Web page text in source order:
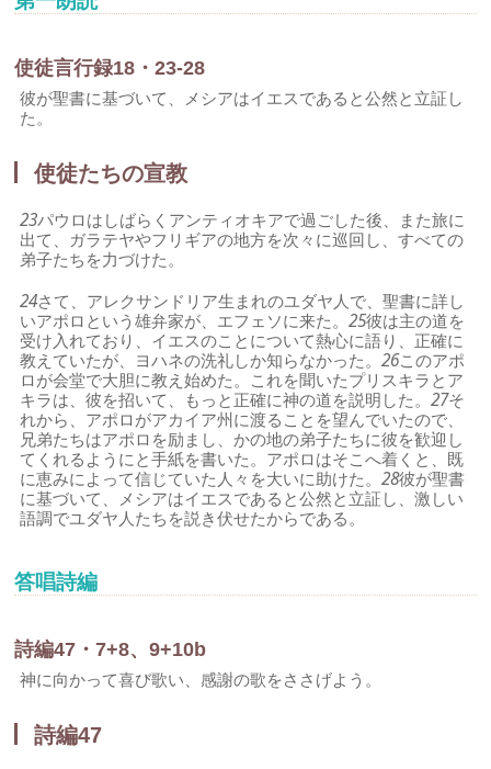
使徒言行録18・23-28
彼が聖書に基づいて、メシアはイエスであると公然と立証し
た。
使徒たちの宣教
23パウロはしばらくアンティオキアで過ごした後、また旅に
出て、ガラテヤやフリギアの地方を次々に巡回し、すべての
弟子たちを力づけた。
24さて、アレクサンドリア生まれのユダヤ人で、聖書に詳し
いアポロという雄弁家が、エフェソに来た。25彼は主の道を
受け入れており、イエスのことについて熱心に語り、正確に
教えていたが、ヨハネの洗礼しか知らなかった。26このアポ
ロが会堂で大胆に教え始めた。これを聞いたプリスキラとア
キラは、彼を招いて、もっと正確に神の道を説明した。27そ
れから、アポロがアカイア州に渡ることを望んでいたので、
兄弟たちはアポロを励まし、かの地の弟子たちに彼を歓迎し
てくれるようにと手紙を書いた。アポロはそこへ着くと、既
に恵みによって信じていた人々を大いに助けた。28彼が聖書
に基づいて、メシアはイエスであると公然と立証し、激しい
語調でユダヤ人たちを説き伏せたからである。
答唱詩編
詩編47・7+8、9+10b
神に向かって喜び歌い、感謝の歌をささげよう。
詩編47